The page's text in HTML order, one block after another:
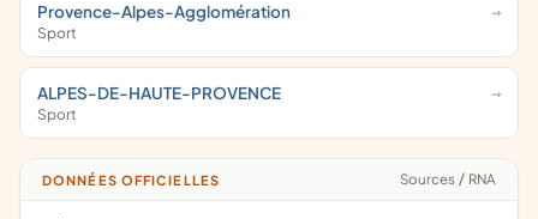
Provence-Alpes-Agglomération
Sport
ALPES-DE-HAUTE-PROVENCE
Sport
DONNÉES OFFICIELLES Sources / RNA